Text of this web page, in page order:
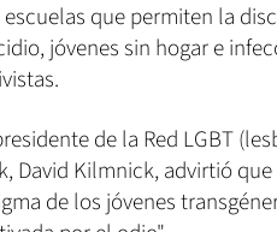
escuelas que permiten la
jóvenes sin hogar e
de la Red LGBT
David Kilmnick, advirtió
de los jóvenes